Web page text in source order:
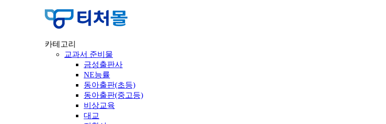
카테고리
교과서 준비물
금성출판사
NE능률
동아출판(초등)
동아출판(중고등)
비상교육
대교